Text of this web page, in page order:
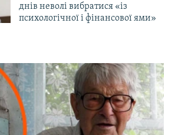
днів неволі вибратися «із
психологічної і фінансової ями»